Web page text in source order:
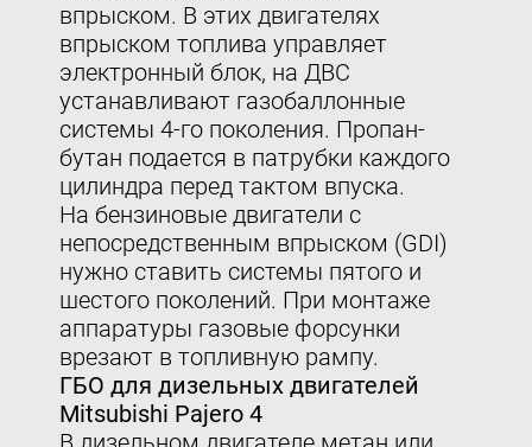
впрыском. В этих двигателях
впрыском топлива управляет
электронный блок, на ДВС
устанавливают газобаллонные
системы 4-го поколения. Пропан-
бутан подается в патрубки каждого
цилиндра перед тактом впуска.
На бензиновые двигатели с
непосредственным впрыском (GDI)
нужно ставить системы пятого и
шестого поколений. При монтаже
аппаратуры газовые форсунки
врезают в топливную рампу.
ГБО для дизельных двигателей
Mitsubishi Pajero 4